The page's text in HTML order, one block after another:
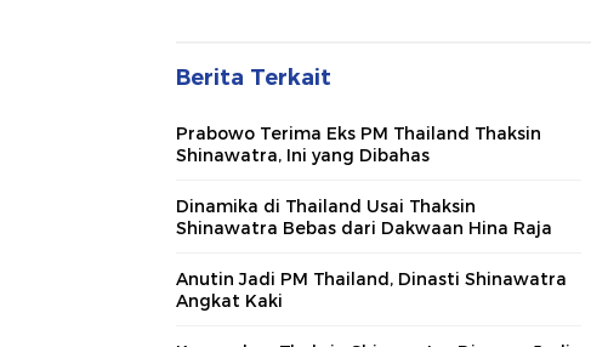
Berita Terkait
Prabowo Terima Eks PM Thailand Thaksin
Shinawatra, Ini yang Dibahas
Dinamika di Thailand Usai Thaksin
Shinawatra Bebas dari Dakwaan Hina Raja
Anutin Jadi PM Thailand, Dinasti Shinawatra
Angkat Kaki